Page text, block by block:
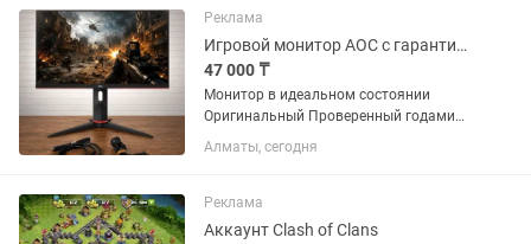
было есть, даже наклейка. прошу не
звонить,...
Реклама
Игровой монитор AOC с гарантией и доставкой
47 000 ₸
Монитор в идеальном состоянии
Оригинальный Проверенный годами
бренд Безрамочный Редкая матрица
Алматы, сегодня
Реклама
Аккаунт Clash of Clans